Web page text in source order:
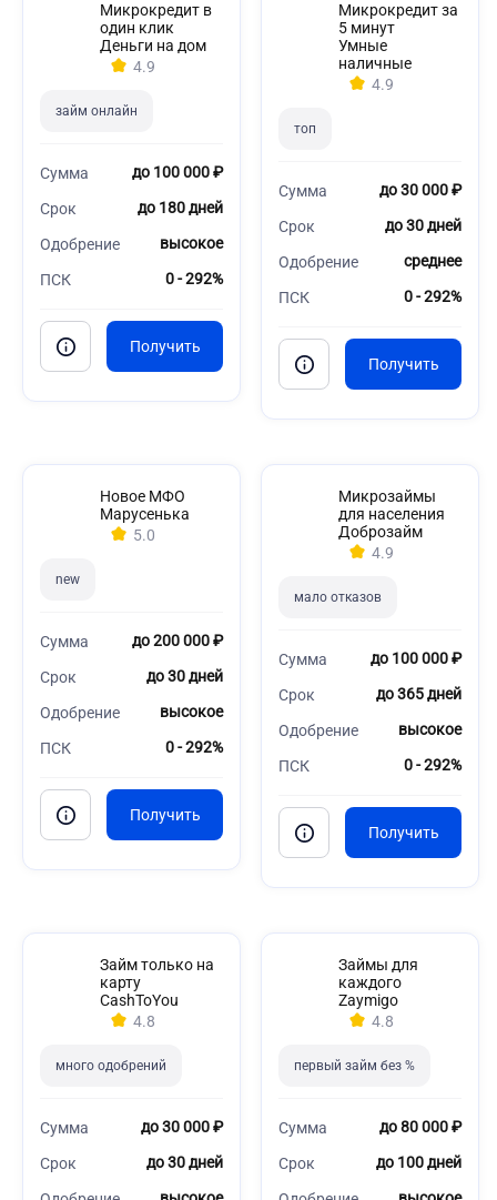
Микрокредит в
один клик
Деньги на дом
4.9
займ онлайн
Сумма до 100 000 ₽
Срок до 180 дней
Одобрение высокое
ПСК 0 - 292%
Микрокредит за
5 минут
Умные
наличные
4.9
топ
Сумма до 30 000 ₽
Срок до 30 дней
Одобрение среднее
ПСК 0 - 292%
Новое МФО
Марусенька
5.0
new
Сумма до 200 000 ₽
Срок до 30 дней
Одобрение высокое
ПСК 0 - 292%
Микрозаймы
для населения
Доброзайм
4.9
мало отказов
Сумма до 100 000 ₽
Срок до 365 дней
Одобрение высокое
ПСК 0 - 292%
Займ только на
карту
CashToYou
4.8
много одобрений
Сумма до 30 000 ₽
Срок до 30 дней
Займы для
каждого
Zaymigo
4.8
первый займ без %
Сумма до 80 000 ₽
Срок до 100 дней